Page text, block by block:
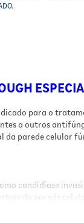
para o
a outros
da parede celular
candidíase
da parede